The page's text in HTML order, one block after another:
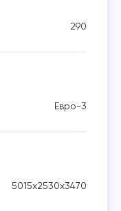
290
Евро-3
5015х2530х3470